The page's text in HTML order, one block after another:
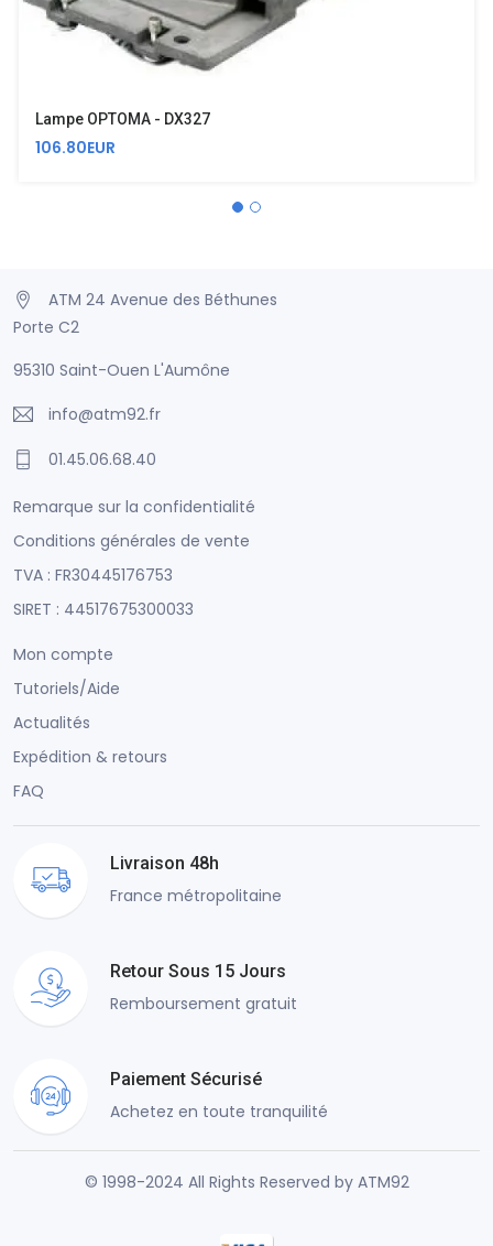
Lampe OPTOMA - DX327
106.80EUR
ATM 24 Avenue des Béthunes
Porte C2
95310 Saint-Ouen L'Aumône
info@atm92.fr
01.45.06.68.40
Remarque sur la confidentialité
Conditions générales de vente
TVA : FR30445176753
SIRET : 44517675300033
Mon compte
Tutoriels/Aide
Actualités
Expédition & retours
FAQ
Livraison 48h
France métropolitaine
Retour Sous 15 Jours
Remboursement gratuit
Paiement Sécurisé
Achetez en toute tranquilité
© 1998-2024 All Rights Reserved by ATM92